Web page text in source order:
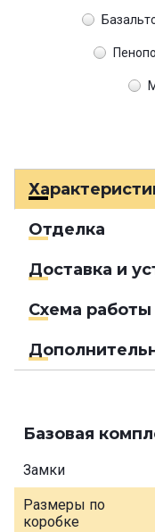
Отделка
Доставка и
Схема работы
Базовая
Замки
Размеры по
коробке